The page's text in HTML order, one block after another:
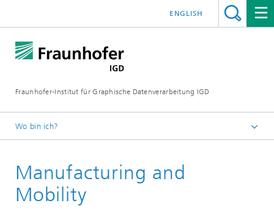
Fraunhofer-Institut für Graphische Datenverarbeitung IGD
ENGLISH
Wo bin ich?
Produkte
Manufacturing and
Mobility